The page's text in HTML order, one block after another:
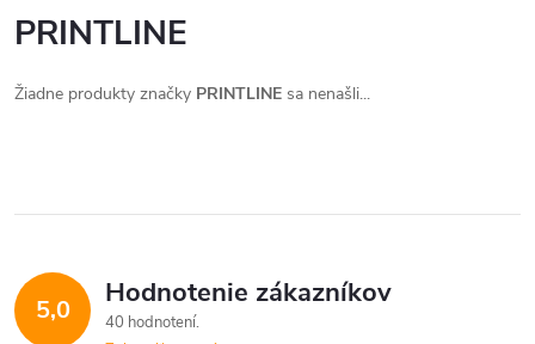
PRINTLINE
Žiadne produkty značky PRINTLINE sa nenašli...
5,0 Hodnotenie zákazníkov
40 hodnotení